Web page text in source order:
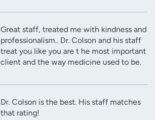
Great staff, treated me with kindness and
professionalism.. Dr. Colson and his staff
treat you like you are t he most important
client and the way medicine used to be.
Dr. Colson is the best. His staff matches
that rating!